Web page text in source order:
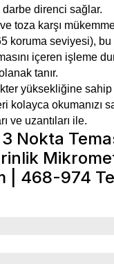
darbe direnci sağlar.
toza karşı
koruma seviyesi), bu
içeren işleme
tanır.
yüksekliğine
kolayca okumanızı
ve uzantıları ile.